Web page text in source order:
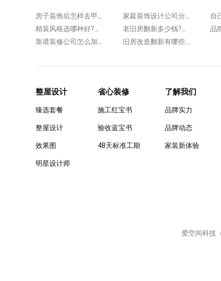
整屋设计
臻选套餐
整屋设计
效果图
明星设计师
省心装修
施工红宝书
验收蓝宝书
48天标准工期
了解我们
品牌实力
品牌动态
家装新体验
爱空间科技